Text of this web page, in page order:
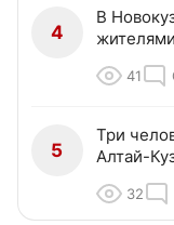
4
В
41
5
Три
Алтай-
32